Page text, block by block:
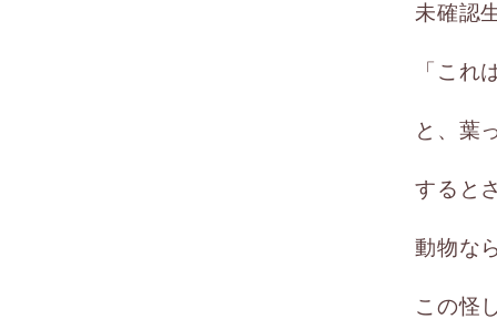
未確認
「これ
と、葉
すると
動物な
この怪